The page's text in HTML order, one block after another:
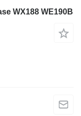
WX188 WE190B